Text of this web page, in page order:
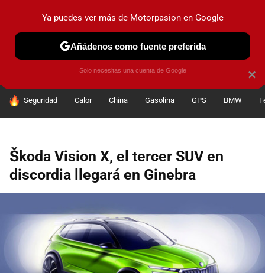
PRUEBAS COCHES ELÉCTRICOS OBSERVATORIO
HOY SE HABLA DE
Seguridad Calor China Gasolina GPS BMW
Škoda Vision X, el tercer SUV en
discordia llegará en Ginebra
×
Ya puedes ver más de Motorpasion en Google
Añádenos como fuente preferida
Solo necesitas una cuenta de Google